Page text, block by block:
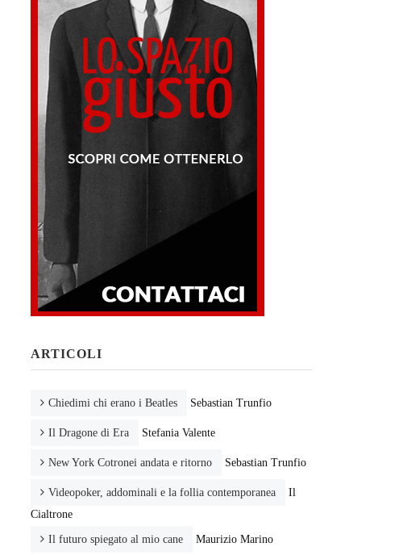
ARTICOLI
Chiedimi chi erano i Beatles Sebastian Trunfio
Il Dragone di Era Stefania Valente
New York Cotronei andata e ritorno Sebastian Trunfio
Videopoker, addominali e la follia contemporanea
Il
Cialtrone
Il futuro spiegato al mio cane Maurizio Marino